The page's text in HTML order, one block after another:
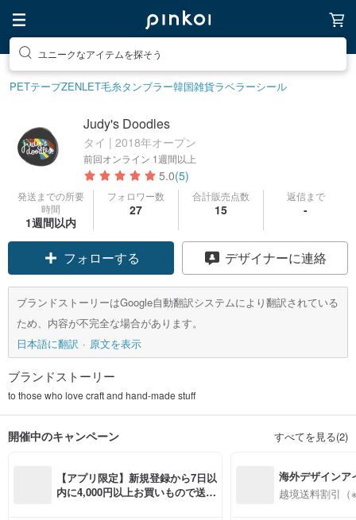
ユニークなアイテムを探そう
PETテープZENLET毛糸タンブラー韓国雑貨ラベラーシール
Judy's Doodles
タイ | 2018年オープン
前回オンライン 1週間以上
5.0(5)
発送までの所要
時間
1週間以内
フォロワー数
27
合計販売点数
15
返信まで
-
クーポン取得
フォローする
デザイナーに連絡
ブランドストーリーはGoogle自動翻訳システムにより翻訳されている
ため、内容が不完全な場合があります。
日本語に翻訳
原文を表示
ブランドストーリー
to those who love craft and hand-made stuff
開催中のキャンペーン すべてを見る(2)
【アプリ限定】新規登録から7日以
内に4,000円以上お買いもので送料
海外デザインア
入
越境送料割引（